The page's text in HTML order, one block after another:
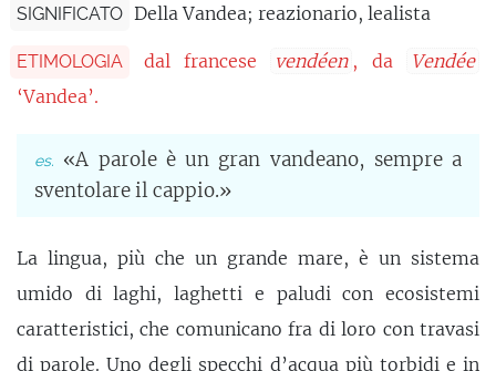
SIGNIFICATO Della Vandea; reazionario, lealista
ETIMOLOGIA dal francese vendéen , da
Vendée
‘Vandea’.
«A parole è un gran vandeano, sempre a
sventolare il cappio.»
La lingua, più che un grande mare, è un sistema
umido di laghi, laghetti e paludi con ecosistemi
caratteristici, che comunicano fra di loro con travasi
di parole. Uno degli specchi d’acqua più torbidi e in